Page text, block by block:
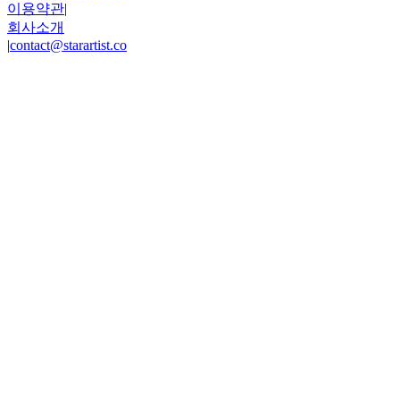
이용약관|
회사소개
|contact@starartist.co